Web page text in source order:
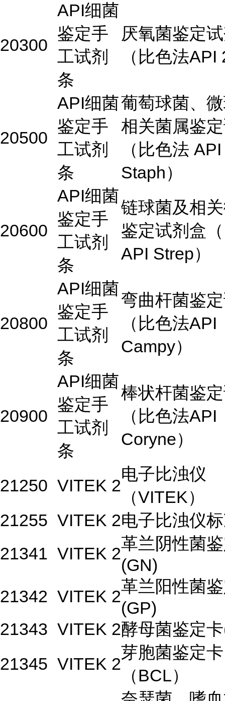
20300
API细菌
鉴定手
工试剂
条
厌氧菌鉴定
（比色法API
20500
API细菌
鉴定手
工试剂
条
葡萄球菌、
相关菌属鉴
（比色法 API
Staph）
20600
API细菌
鉴定手
工试剂
条
链球菌及相
鉴定试剂盒
API Strep）
20800
API细菌
鉴定手
工试剂
条
弯曲杆菌鉴
（比色法API
Campy）
20900
API细菌
鉴定手
工试剂
条
棒状杆菌鉴
（比色法API
Coryne）
21250 VITEK 2
电子比浊仪
（VITEK）
21255 VITEK 2电子比浊仪
21341 VITEK 2
革兰阴性菌
(GN)
21342 VITEK 2
革兰阳性菌
(GP)
21343 VITEK 2酵母菌鉴定
21345 VITEK 2
芽胞菌鉴定卡
（BCL）